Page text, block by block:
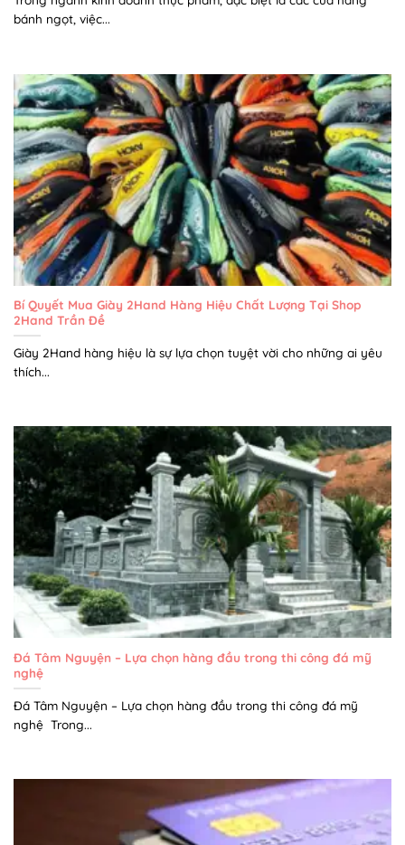
bánh ngọt, việc...
Bí Quyết Mua Giày 2Hand Hàng Hiệu Chất Lượng Tại Shop
2Hand Trần Đề
Giày 2Hand hàng hiệu là sự lựa chọn tuyệt vời cho những ai yêu
thích...
Đá Tâm Nguyện – Lựa chọn hàng đầu trong thi công đá mỹ
nghệ
Đá Tâm Nguyện – Lựa chọn hàng đầu trong thi công đá mỹ
nghệ Trong...